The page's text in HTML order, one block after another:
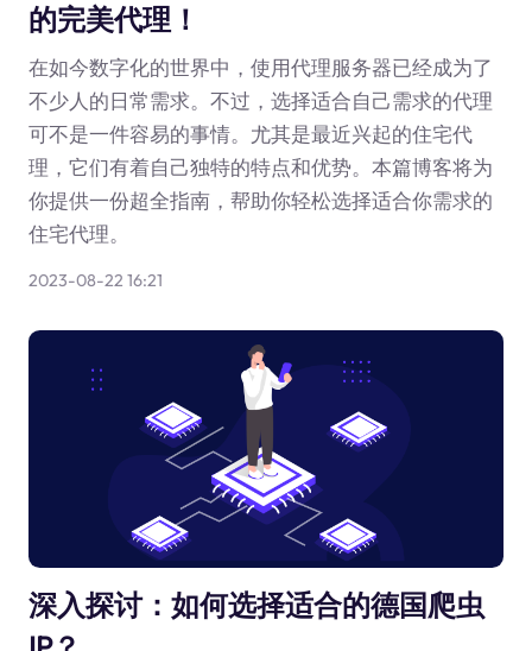
的完美代理！
在如今数字化的世界中，使用代理服务器已经成为了
不少人的日常需求。不过，选择适合自己需求的代理
可不是一件容易的事情。尤其是最近兴起的住宅代
理，它们有着自己独特的特点和优势。本篇博客将为
你提供一份超全指南，帮助你轻松选择适合你需求的
住宅代理。
2023-08-22 16:21
深入探讨：如何选择适合的德国爬虫